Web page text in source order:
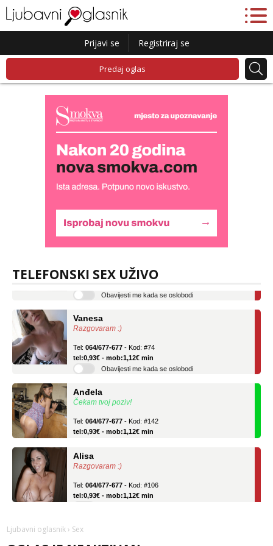
Prijavi se Registriraj se
Predaj oglas
TELEFONSKI SEX UŽIVO
Alisa
Razgovaram :)
tel:0,93€ - mob:1,12€ min
Razgovaram :)
tel:0,93€ - mob:1,12€ min
Obavijesti me kada se oslobodi
Čekam tvoj poziv!
tel:0,93€ - mob:1,12€ min
Razgovaram :)
tel:0,93€ - mob:1,12€ min
Obavijesti me kada se oslobodi
Razgovaram :)
Ljubavni oglasnik › Sex